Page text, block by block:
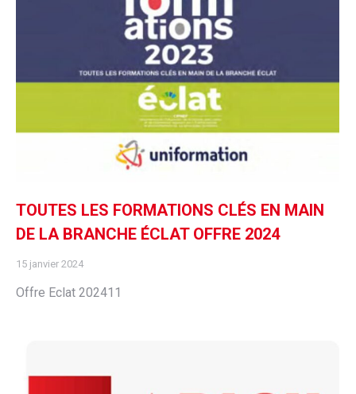
TOUTES LES FORMATIONS CLÉS EN MAIN
DE LA BRANCHE ÉCLAT OFFRE 2024
15 janvier 2024
Offre Eclat 202411